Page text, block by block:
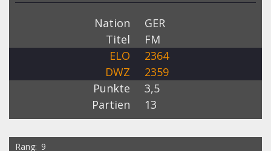
Nation
GER
Titel
FM
ELO
2364
DWZ
2359
Punkte
3,5
Partien
13
Rang 9